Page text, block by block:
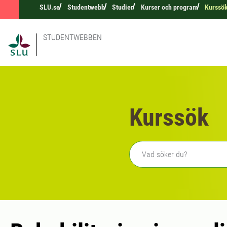
SLU.se Studentwebb Studier Kurser och program
STUDENTWEBBEN
Kurssök
Fritext sökning